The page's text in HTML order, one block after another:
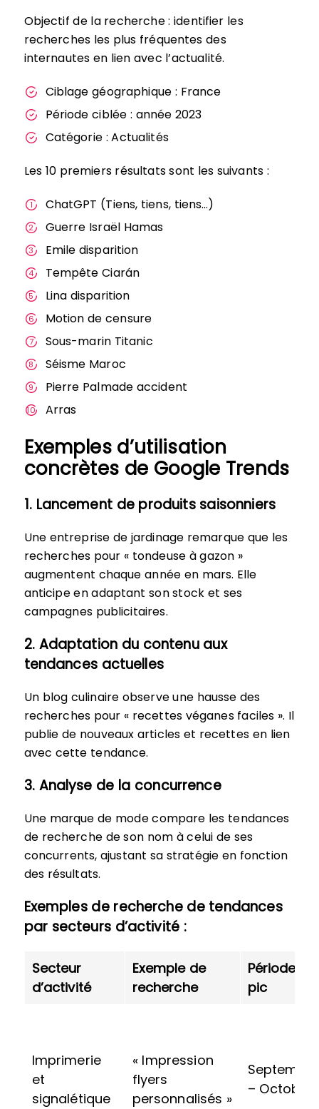
Objectif de la recherche : identifier les
recherches les plus fréquentes des
internautes en lien avec l’actualité.
Ciblage géographique : France
Période ciblée : année 2023
Catégorie : Actualités
Les 10 premiers résultats sont les suivants :
ChatGPT (Tiens, tiens, tiens…)
Guerre Israël Hamas
Emile disparition
Tempête Ciarán
Lina disparition
Motion de censure
Sous-marin Titanic
Séisme Maroc
Pierre Palmade accident
Arras
Exemples d’utilisation
concrètes de Google Trends
1. Lancement de produits saisonniers
Une entreprise de jardinage remarque que les
recherches pour « tondeuse à gazon »
augmentent chaque année en mars. Elle
anticipe en adaptant son stock et ses
campagnes publicitaires.
2. Adaptation du contenu aux
tendances actuelles
Un blog culinaire observe une hausse des
recherches pour « recettes véganes faciles ». Il
publie de nouveaux articles et recettes en lien
avec cette tendance.
3. Analyse de la concurrence
Une marque de mode compare les tendances
de recherche de son nom à celui de ses
concurrents, ajustant sa stratégie en fonction
des résultats.
Exemples de recherche de tendances
par secteurs d’activité :
Secteur
d’activité
Exemple de
recherche
Période de
pic
Imprimerie
et
signalétique
« Impression
flyers
personnalisés »
Septembre
– Octobre